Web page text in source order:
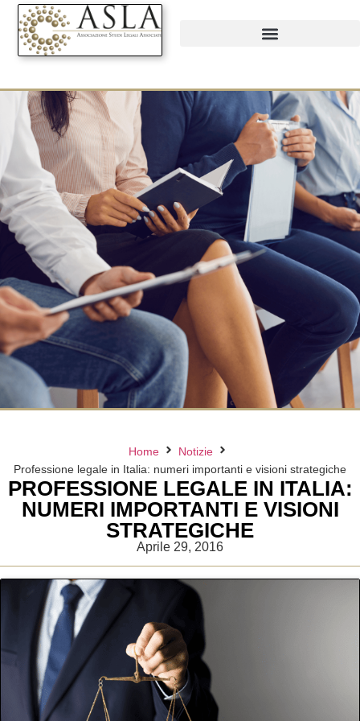
Home
Notizie
Professione legale in Italia: numeri importanti e visioni strategiche
PROFESSIONE LEGALE IN ITALIA:
NUMERI IMPORTANTI E VISIONI
STRATEGICHE
Aprile 29, 2016